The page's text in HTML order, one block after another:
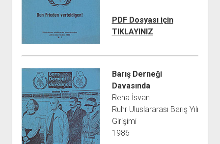
PDF Dosyası için
TIKLAYINIZ
Barış Derneği
Davasında
Reha İsvan
Ruhr Uluslararası Barış Yılı
Girişimi
1986